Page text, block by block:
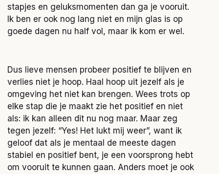
stapjes en geluksmomenten dan ga je vooruit.
Ik ben er ook nog lang niet en mijn glas is op
goede dagen nu half vol, maar ik kom er wel.
Dus lieve mensen probeer positief te blijven en
verlies niet je hoop. Haal hoop uit jezelf als je
omgeving het niet kan brengen. Wees trots op
elke stap die je maakt zie het positief en niet
als: ik kan alleen dit nu nog maar. Maar zeg
tegen jezelf: “Yes! Het lukt mij weer”, want ik
geloof dat als je mentaal de meeste dagen
stabiel en positief bent, je een voorsprong hebt
om vooruit te kunnen gaan. Anders moet je ook